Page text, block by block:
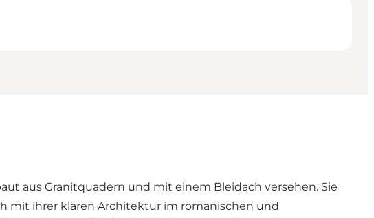
aus Granitquadern und mit einem Bleidach versehen. Sie
mit ihrer klaren Architektur im romanischen und